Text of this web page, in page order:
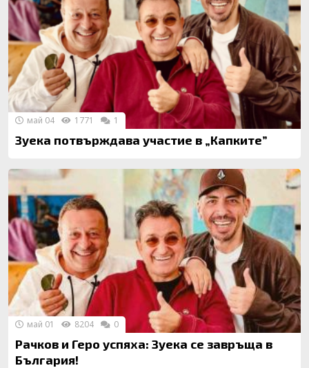
Зуека потвърждава участие в „Капките”
май 04 1771 1
Рачков и Геро успяха: Зуека се завръща в
България!
май 01 8204 0